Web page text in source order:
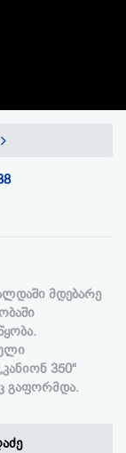
მდებარე
350“
გაფორმდა.